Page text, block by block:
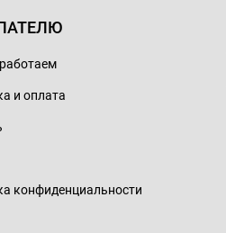
и оплата
конфиденциальности